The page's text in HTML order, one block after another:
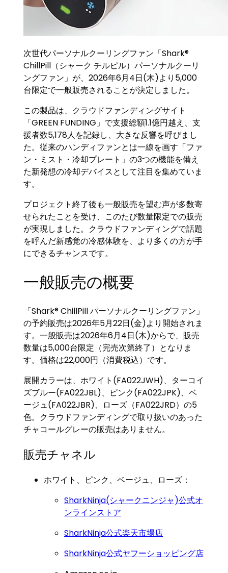
次世代パーソナルクーリングファン「Shark®
ChillPill（シャーク チルピル）パーソナルクーリ
ングファン」が、2026年6月4日(木)より5,000
台限定で一般販売されることが決定しました。
この製品は、クラウドファンディングサイト
「GREEN FUNDING」で支援総額1.1億円越え、支
援者数5,178人を記録し、大きな反響を呼びまし
た。従来のハンディファンとは一線を画す「ファ
ン・ミスト・冷却プレート」の3つの機能を備え
た新発想の冷却デバイスとして注目を集めていま
す。
プロジェクト終了後も一般販売を望む声が多数寄
せられたことを受け、このたび数量限定での販売
が実現しました。クラウドファンディングで話題
を呼んだ新感覚の冷感体験を、より多くの方が手
にできるチャンスです。
一般販売の概要
「Shark® ChillPill パーソナルクーリングファン」
の予約販売は2026年5月22日(金)より開始されま
す。一般販売は2026年6月4日(木)からで、販売
数量は5,000台限定（完売次第終了）となりま
す。価格は22,000円（消費税込）です。
展開カラーは、ホワイト(FA022JWH)、ターコイ
ズブルー(FA022JBL)、ピンク(FA022JPK)、ベ
ージュ(FA022JBR)、ローズ（FA022JRD）の5
色。クラウドファンディングで取り扱いのあった
チャコールグレーの販売はありません。
販売チャネル
ホワイト、ピンク、ベージュ、ローズ：
SharkNinja(シャークニンジャ)公式オ
ンラインストア
SharkNinja公式楽天市場店
SharkNinja公式ヤフーショッピング店